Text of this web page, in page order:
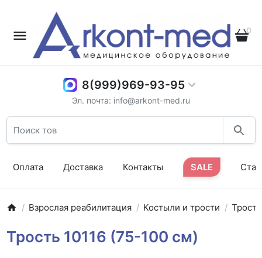
0
8(999)969-93-95
Эл. почта: info@arkont-med.ru
Оплата Доставка Контакты SALE
Взрослая реабилитация Костыли и трости Трости
Трость 10116 (75-100 см)